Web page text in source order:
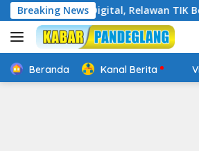
Langsung
ke
konten
Breaking News
Digital, Relawan TIK Bergerak
Beranda Kanal Berita